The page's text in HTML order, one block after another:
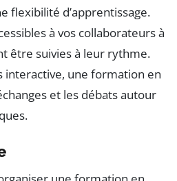
flexibilité d’apprentissage.
à vos collaborateurs à
être suivies à leur rythme.
interactive, une formation en
et les débats autour